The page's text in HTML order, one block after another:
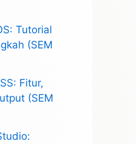
Tutorial
(SEM
Fitur,
(SEM